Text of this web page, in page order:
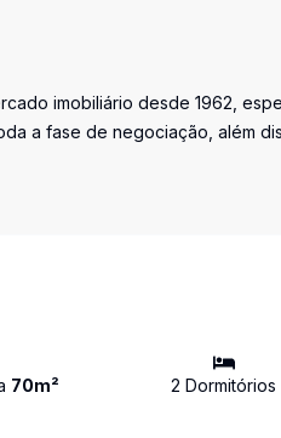
imobiliário desde 1962,
a fase de negociação, além
70m² 2 Dormitórios